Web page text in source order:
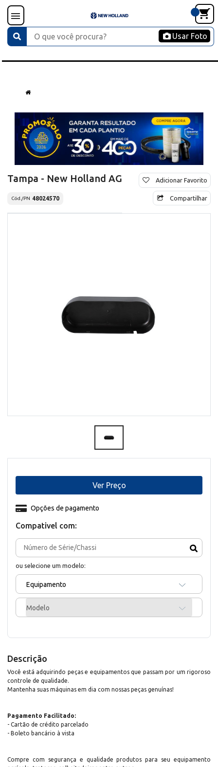
Usar Foto
Tampa - New Holland AG
Cód./PN 48024570
Adicionar Favorito
Compartilhar
Compativel com:
ou selecione um modelo:
Equipamento
Modelo
Opções de pagamento
Ver Preço
Descrição
Você está adquirindo peças e equipamentos que passam por um rigoroso
controle de qualidade.
Mantenha suas máquinas em dia com nossas peças genuínas!
Pagamento Facilitado:
- Cartão de crédito parcelado
- Boleto bancário à vista
Compre com segurança e qualidade produtos para seu equipamento